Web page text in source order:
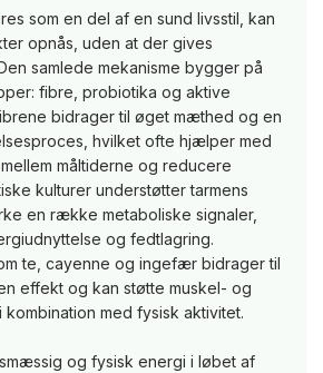
som en del af en sund livsstil, kan
opnås, uden at der gives
samlede mekanisme bygger på
fibre, probiotika og aktive
bidrager til øget mæthed og en
hvilket ofte hjælper med
måltiderne og reducere
kulturer understøtter tarmens
en række metaboliske signaler,
og fedtlagring.
te, cayenne og ingefær bidrager til
effekt og kan støtte muskel- og
med fysisk aktivitet.
og fysisk energi i løbet af